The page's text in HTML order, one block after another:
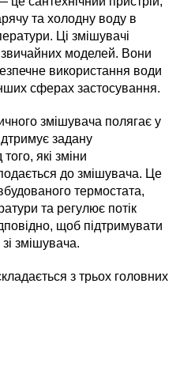
та холодну воду в
Ці змішувачі
звичайних моделей. Вони
використання води
сферах застосування.
змішувача полягає у
задану
які зміни
до змішувача. Це
термостата,
та регулює потік
щоб підтримувати
змішувача.
з трьох головних